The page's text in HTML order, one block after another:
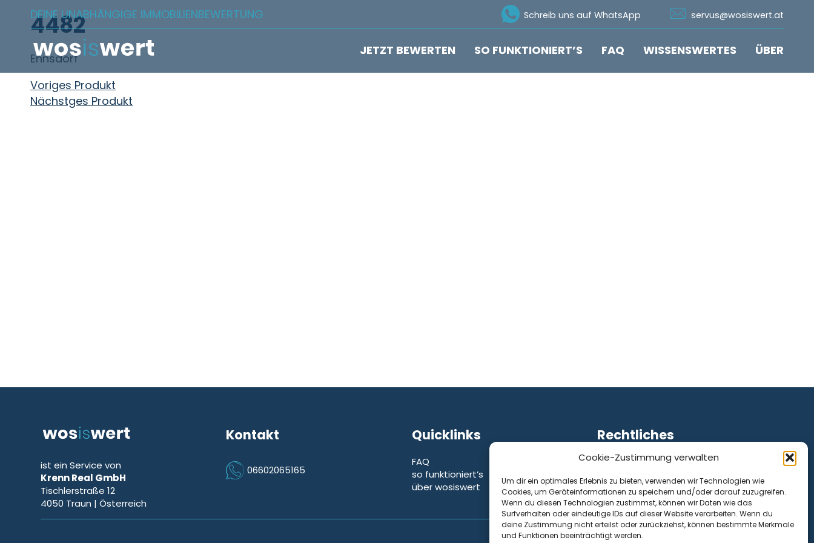
Cookie-Zustimmung verwalten
Um dir ein optimales Erlebnis zu bieten, verwenden wir Technologien wie
Cookies, um Geräteinformationen zu speichern und/oder darauf zuzugreifen.
Wenn du diesen Technologien zustimmst, können wir Daten wie das
Surfverhalten oder eindeutige IDs auf dieser Website verarbeiten. Wenn du
deine Zustimmung nicht erteilst oder zurückziehst, können bestimmte Merkmale
und Funktionen beeinträchtigt werden.
Zum Inhalt springen
DEINE UNABHÄNGIGE IMMOBILIENBEWERTUNG
Schreib uns auf WhatsApp
servus@wosiswert.at
JETZT BEWERTEN SO FUNKTIONIERT’S FAQ WISSENSWERTES ÜBER
4482
Ennsdorf
Beitragsnavigation
Voriges Produkt
Nächstges Produkt
ist ein Service von
Krenn Real GmbH
Tischlerstraße 12
4050 Traun | Österreich
Kontakt
Icon Phone
06602065165
Quicklinks
FAQ
so funktioniert’s
über wosiswert
Rechtliches
Impressum
Cookie-Richtlinie (EU)